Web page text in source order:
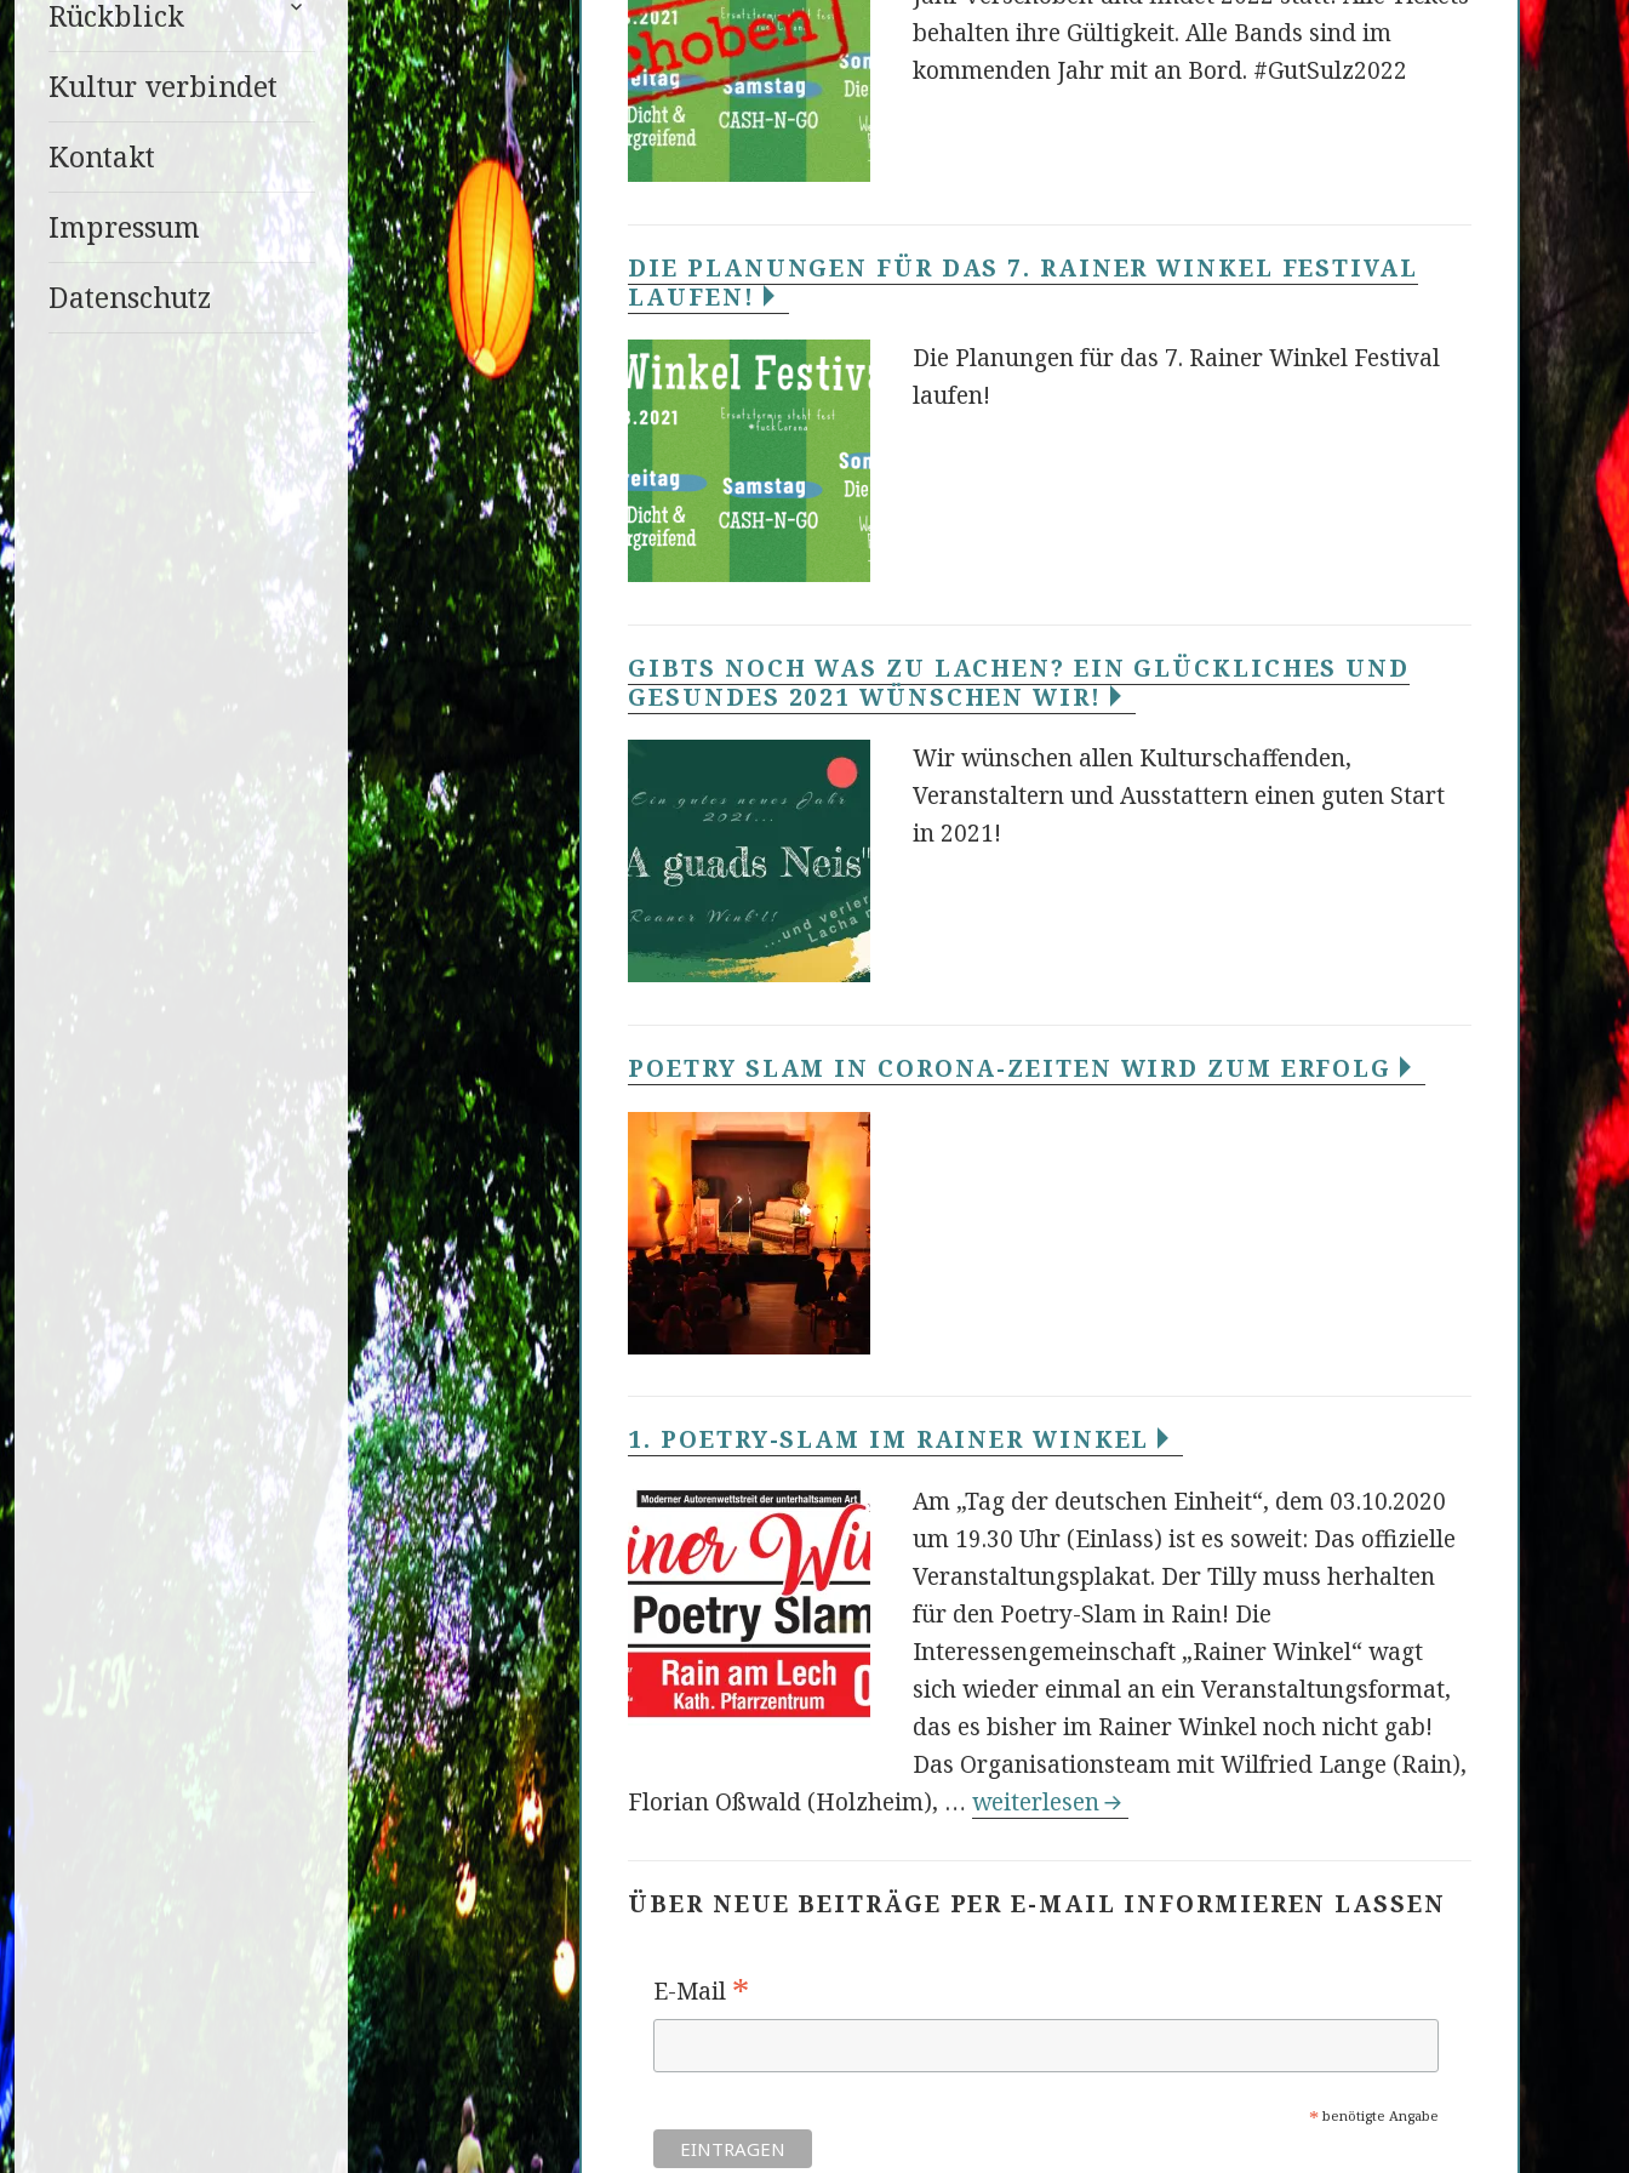
Rückblick
anzeigen
Kultur verbindet
Kontakt
Impressum
Datenschutz
behalten ihre Gültigkeit. Alle Bands sind im
kommenden Jahr mit an Bord. #GutSulz2022
DIE PLANUNGEN FÜR DAS 7. RAINER WINKEL FESTIVAL
LAUFEN!
Die Planungen für das 7. Rainer Winkel Festival
laufen!
GIBTS NOCH WAS ZU LACHEN? EIN GLÜCKLICHES UND
GESUNDES 2021 WÜNSCHEN WIR!
Wir wünschen allen Kulturschaffenden,
Veranstaltern und Ausstattern einen guten Start
in 2021!
POETRY SLAM IN CORONA-ZEITEN WIRD ZUM ERFOLG
1. POETRY-SLAM IM RAINER WINKEL
Am „Tag der deutschen Einheit“, dem 03.10.2020
um 19.30 Uhr (Einlass) ist es soweit: Das offizielle
Veranstaltungsplakat. Der Tilly muss herhalten
für den Poetry-Slam in Rain! Die
Interessengemeinschaft „Rainer Winkel“ wagt
sich wieder einmal an ein Veranstaltungsformat,
das es bisher im Rainer Winkel noch nicht gab!
Das Organisationsteam mit Wilfried Lange (Rain),
Florian Oßwald (Holzheim), …1. Poetry-Slam im Rainer Winkel
weiterlesen
ÜBER NEUE BEITRÄGE PER E-MAIL INFORMIEREN LASSEN
E-Mail *
*benötigte Angabe